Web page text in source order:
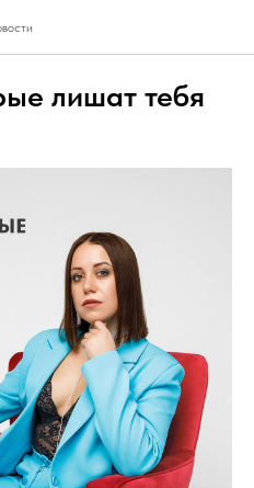
лишат тебя